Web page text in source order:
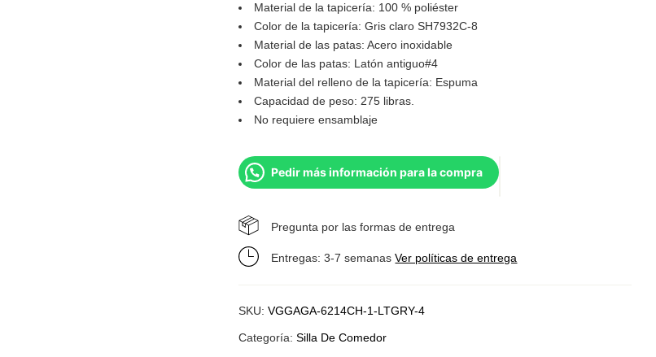
Material de la tapicería: 100 % poliéster
Color de la tapicería: Gris claro SH7932C-8
Material de las patas: Acero inoxidable
Color de las patas: Latón antiguo#4
Material del relleno de la tapicería: Espuma
Capacidad de peso: 275 libras.
No requiere ensamblaje
Pedir más información para la compra
Pregunta por las formas de entrega
Entregas: 3-7 semanasVer políticas de entrega
SKU:VGGAGA-6214CH-1-LTGRY-4
Categoría:Silla De Comedor